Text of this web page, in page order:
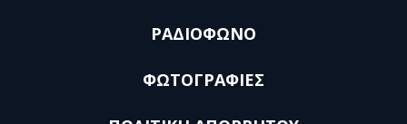
ΡΑΔΙΟΦΩΝΟ
ΦΩΤΟΓΡΑΦΙΕΣ